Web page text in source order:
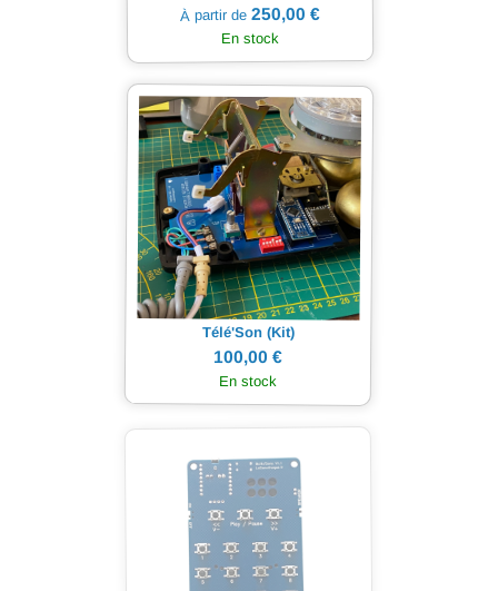
À partir de 250,00 €
En stock
Télé'Son (Kit)
100,00 €
En stock